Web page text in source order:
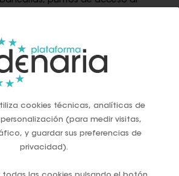
de la eurozona considera
mantener la posibilidad de
el SPACE 2024 del BCE —un
aumentó dos puntos entre 2022 y
que la reducción en el uso del
a un mandato popular para
estructurales y comerciales que
Denaria Europe nace con la misión de
cookies técnicas, analíticas de
(para medir visitas,
y guardar sus preferencias de
privacidad).